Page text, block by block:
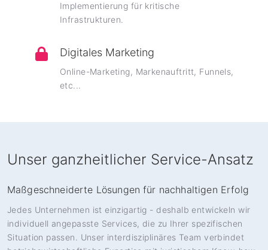
Implementierung für kritische
Infrastrukturen.
Digitales Marketing
Online-Marketing, Markenauftritt, Funnels,
etc...
Unser ganzheitlicher Service-Ansatz
Maßgeschneiderte Lösungen für nachhaltigen Erfolg
Jedes Unternehmen ist einzigartig - deshalb entwickeln wir
individuell angepasste Services, die zu Ihrer spezifischen
Situation passen. Unser interdisziplinäres Team verbindet